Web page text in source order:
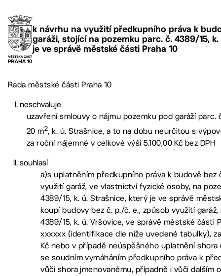
k návrhu na využití předkupního práva k
garáži, stojící na pozemku parc. č. 4389/15,
je ve správě městské části Praha 10
Rada městské části Praha 10
neschvaluje
uzavření smlouvy o nájmu pozemku pod garáží parc.
20 m2, k. ú. Strašnice, a to na dobu neurčitou s
za roční nájemné v celkové výši 5.100,00 Kč bez DPH
souhlasí
a)s uplatněním předkupního práva k budově bez
využití garáž, ve vlastnictví fyzické osoby, na
4389/15, k. ú. Strašnice, který je ve správě
koupí budovy bez č. p./č. e., způsob využití
4389/15, k. ú. Vršovice, ve správě městské části
xxxxxx (identifikace dle níže uvedené tabulky),
Kč nebo v případě neúspěšného uplatnění
se soudním vymáháním předkupního práva k
vůči shora jmenovanému, případně i vůči dalším